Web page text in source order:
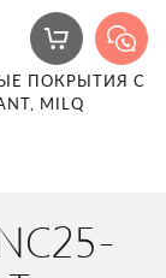
ПОКРЫТИЯ С
MILQ